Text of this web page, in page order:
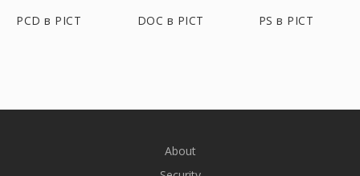
PCD в PICT DOC в PICT PS в PICT
About